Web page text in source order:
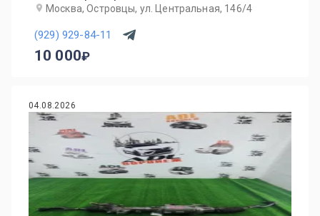
Москва, Островцы, ул. Центральная, 146/4
(929) 929-84-11
10 000
04.08.2026